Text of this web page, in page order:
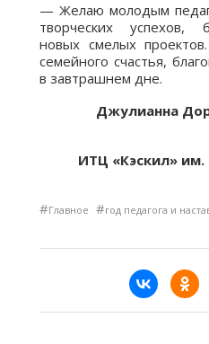
— Желаю молодым
творческих успехов,
новых смелых
семейного счастья,
в завтрашнем дне.
Джулианна
ИТЦ «Кэскил»
#Главное #год педагога и